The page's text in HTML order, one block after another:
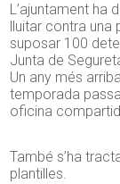
L’ajuntament ha
lluitar contra una
suposar 100
Junta de
Un any més
temporada
oficina
També s’ha
plantilles.